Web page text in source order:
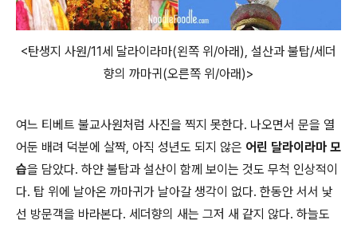
<탄생지 사원/11세 달라이라마(왼쪽 위/아래), 설산과 불탑/세더
향의 까마귀(오른쪽 위/아래)>
여느 티베트 불교사원처럼 사진을 찍지 못한다. 나오면서 문을 열
어둔 배려 덕분에 살짝, 아직 성년도 되지 않은 어린 달라이라마 모
습을 담았다. 하얀 불탑과 설산이 함께 보이는 것도 무척 인상적이
다. 탑 위에 날아온 까마귀가 날아갈 생각이 없다. 한동안 서서 낯
선 방문객을 바라본다. 세더향의 새는 그저 새 같지 않다. 하늘도